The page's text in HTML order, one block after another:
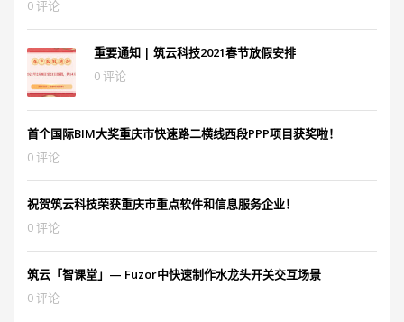
0 评论
重要通知 | 筑云科技2021春节放假安排
0 评论
首个国际BIM大奖重庆市快速路二横线西段PPP项目获奖啦！
0 评论
祝贺筑云科技荣获重庆市重点软件和信息服务企业！
0 评论
筑云「智课堂」— Fuzor中快速制作水龙头开关交互场景
0 评论